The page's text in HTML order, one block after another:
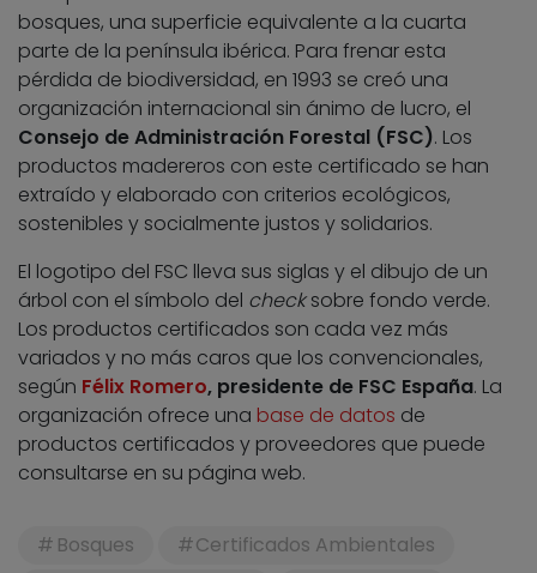
bosques, una superficie equivalente a la cuarta
parte de la península ibérica. Para frenar esta
pérdida de biodiversidad, en 1993 se creó una
organización internacional sin ánimo de lucro, el
Consejo de Administración Forestal (FSC). Los
productos madereros con este certificado se han
extraído y elaborado con criterios ecológicos,
sostenibles y socialmente justos y solidarios.
El logotipo del FSC lleva sus siglas y el dibujo de un
árbol con el símbolo del checksobre fondo verde.
Los productos certificados son cada vez más
variados y no más caros que los convencionales,
según Félix Romero, presidente de FSC España. La
organización ofrece una base de datos de
productos certificados y proveedores que puede
consultarse en su página web.
Bosques
Certificados Ambientales